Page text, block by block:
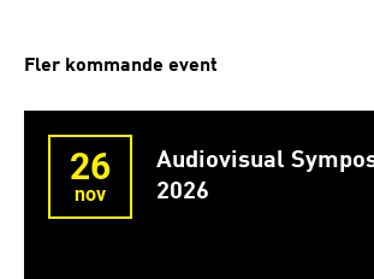
Fler kommande event
26
nov
Audiovisual
2026